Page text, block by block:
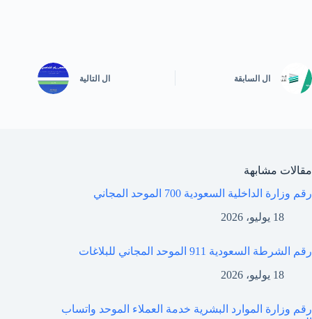
ال السابقة ال التالية
مقالات مشابهة
رقم وزارة الداخلية السعودية 700 الموحد المجاني
18 يوليو، 2026
رقم الشرطة السعودية 911 الموحد المجاني للبلاغات
18 يوليو، 2026
رقم وزارة الموارد البشرية خدمة العملاء الموحد واتساب